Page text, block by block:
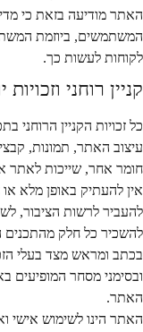
האתר מודיעה בזאת כי
המשתמשים, ביוזמת
לקוחות לעשות כך.
קניין רוחני וזכויות
כל זכויות הקניין הרוחני
עיצוב האתר, תמונות,
חומר אחר, שייכות לאתר
אין להעתיק באופן מלא או
להעביר לרשות הציבור,
להשכיר כל חלק מהתכנים
בכתב ומראש מצד בעלי
ובסימני מסחר המופיעים
האתר.
האתר הינו לשימוש אישי